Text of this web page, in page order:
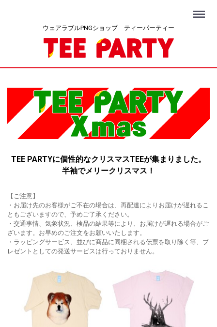
ウェアラブルPNGショップ ティーパーティー
Menu
TEE PARTYに個性的なクリスマスTEEが集まりました。
半袖でメリークリスマス！
【ご注意】
・お届け先のお客様がご不在の場合は、再配達によりお届けが遅れるこ
ともございますので、予めご了承ください。
・交通事情、気象状況、検品の結果等により、お届けが遅れる場合がご
ざいます。お早めのご注文をお願いいたします。
・ラッピングサービス、並びに商品に同梱される伝票を取り除く等、プ
レゼントとしての発送サービスは行っておりません。